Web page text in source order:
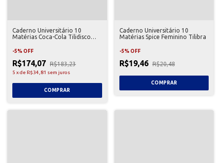
Caderno Universitário 10
Matérias Coca-Cola Tilidisco
-5% OFF
R$174,07 R$183,23
5 xde R$34,81 sem juros
Caderno Universitário 10
Matérias Spice Feminino Tilibra
-5% OFF
R$19,46 R$20,48